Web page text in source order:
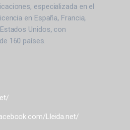
especializada en el
en España, Francia,
Unidos, con
160 países.
Lleida.net/